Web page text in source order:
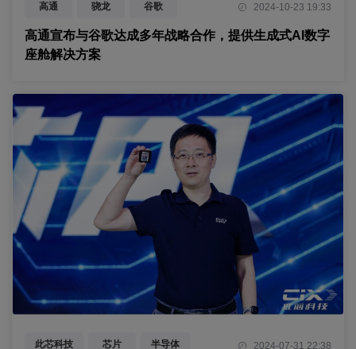
高通 骁龙 谷歌
数字座舱 智能驾驶 生成式AI
2024-10-23 19:33
高通宣布与谷歌达成多年战略合作，提供生成式AI数字
座舱解决方案
此芯科技 芯片 半导体 2024-07-31 22:38